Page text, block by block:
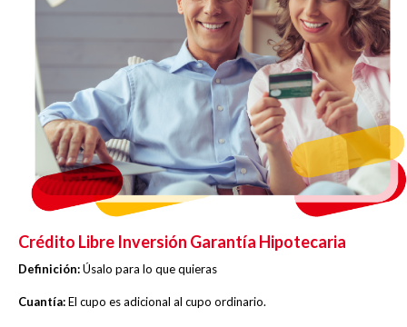
Crédito Libre Inversión Garantía Hipotecaria
Definición:Úsalo para lo que quieras
Cuantía:El cupo es adicional al cupo ordinario.